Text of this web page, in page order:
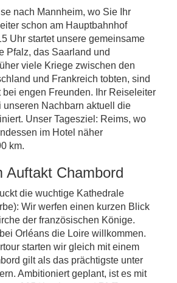
nach Mannheim, wo Sie Ihr
schon am Hauptbahnhof
Uhr startet unsere gemeinsame
Pfalz, das Saarland und
viele Kriege zwischen den
und Frankreich tobten, sind
bei engen Freunden. Ihr Reiseleiter
unseren Nachbarn aktuell die
Unser Tagesziel: Reims, wo
im Hotel näher
km.
Auftakt Chambord
die wuchtige Kathedrale
Wir werfen einen kurzen Blick
der französischen Könige.
Orléans die Loire willkommen.
starten wir gleich mit einem
gilt als das prächtigste unter
Ambitioniert geplant, ist es mit